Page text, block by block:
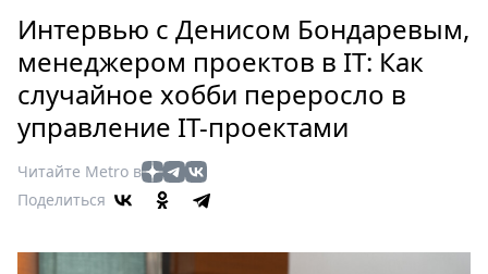
Россия
Мир
Здоровье
Еда
Мода
Театр
Интервью с Денисом Бондаревым,
менеджером проектов в IT: Как
случайное хобби переросло в
управление IT-проектами
Читайте Metro в
Поделиться